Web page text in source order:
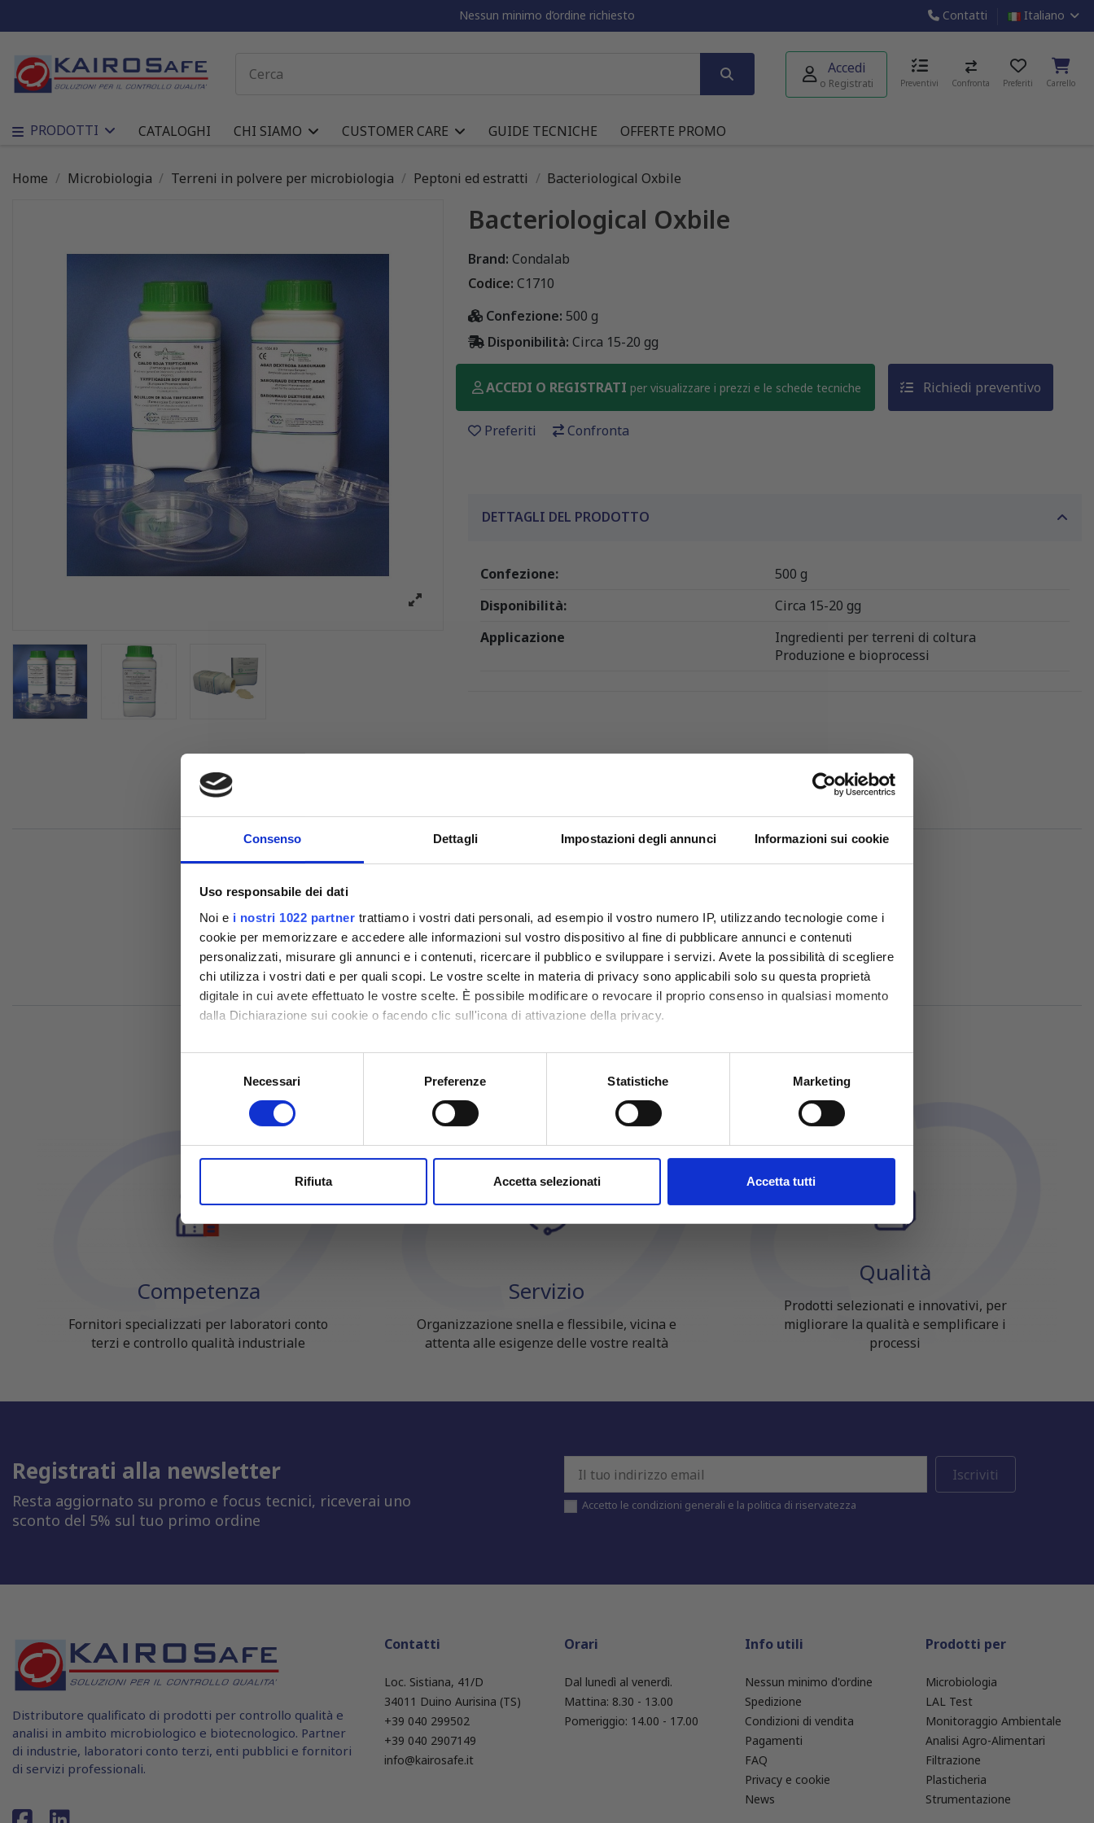
Consenso Dettagli Impostazioni degli annunci Informazioni sui cookie
Uso responsabile dei dati
Noi e i nostri 1022 partner trattiamo i vostri dati personali, ad esempio il vostro numero IP, utilizzando tecnologie come i
cookie per memorizzare e accedere alle informazioni sul vostro dispositivo al fine di pubblicare annunci e contenuti
personalizzati, misurare gli annunci e i contenuti, ricercare il pubblico e sviluppare i servizi. Avete la possibilità di scegliere
chi utilizza i vostri dati e per quali scopi. Le vostre scelte in materia di privacy sono applicabili solo su questa proprietà
digitale in cui avete effettuato le vostre scelte. È possibile modificare o revocare il proprio consenso in qualsiasi momento
dalla Dichiarazione sui cookie o facendo clic sull'icona di attivazione della privacy.
Con il tuo consenso, vorremmo anche:
raccogliere informazioni sulla tua posizione geografica, con un'approssimazione di qualche metro,
Approfondisci come vengono elaborati i tuoi dati personali e imposta le tue preferenze nella
sezione dettagli . Puoi
Utilizziamo i cookie per personalizzare contenuti ed annunci, per fornire funzionalità dei social media e per analizzare il
che hanno raccolto dal tuo utilizzo dei loro servizi.
Necessari Preferenze Statistiche Marketing
Rifiuta Accetta selezionati Accetta tutti
Nessun minimo d’ordine richiesto Contatti Italiano
Accedi
o Registrati Preventivi Confronta Preferiti Carrello
PRODOTTI CATALOGHI CHI SIAMO CUSTOMER CARE GUIDE TECNICHE OFFERTE PROMO
Home Microbiologia Terreni in polvere per microbiologia Peptoni ed estratti Bacteriological Oxbile
Bacteriological Oxbile
Brand: Condalab
Codice: C1710
Confezione: 500 g
Disponibilità: Circa 15-20 gg
ACCEDI O REGISTRATI per visualizzare i prezzi e le schede tecniche Richiedi preventivo
Preferiti Confronta
DETTAGLI DEL PRODOTTO
Confezione:
500 g
Disponibilità:
Circa 15-20 gg
Applicazione
Ingredienti per terreni di coltura
Produzione e bioprocessi
PRODOTTI CORRELATI
Completa il tuo acquisto con questi articoli compatibili o accessori:
Competenza
Fornitori specializzati per laboratori conto
terzi e controllo qualità industriale
Servizio
Organizzazione snella e flessibile, vicina e
attenta alle esigenze delle vostre realtà
Qualità
Prodotti selezionati e innovativi, per
migliorare la qualità e semplificare i
processi
Registrati alla newsletter
Resta aggiornato su promo e focus tecnici, riceverai uno
sconto del 5% sul tuo primo ordine
Accetto le condizioni generali e la politica di riservatezza
Distributore qualificato di prodotti per controllo qualità e
analisi in ambito microbiologico e biotecnologico. Partner
di industrie, laboratori conto terzi, enti pubblici e fornitori
di servizi professionali.
Contatti
Loc. Sistiana, 41/D
34011 Duino Aurisina (TS)
+39 040 299502
+39 040 2907149
info@kairosafe.it
Orari
Dal lunedì al venerdì.
Mattina: 8.30 - 13.00
Pomeriggio: 14.00 - 17.00
Info utili
Nessun minimo d'ordine
Spedizione
Condizioni di vendita
Pagamenti
FAQ
Privacy e cookie
News
Prodotti per
Microbiologia
LAL Test
Monitoraggio Ambientale
Analisi Agro-Alimentari
Filtrazione
Plasticheria
Strumentazione
CHIUSURA
ESTIVA
dal 10 al 23 Agosto 2026
I nostri uffici e il magazzino riapriranno il 24 Agosto.